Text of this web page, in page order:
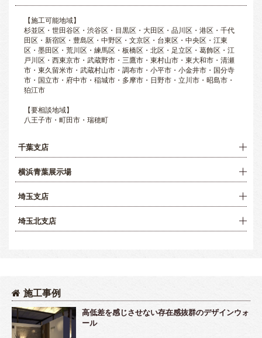
【施工可能地域】
杉並区・世田谷区・渋谷区・目黒区・大田区・品川区・港区・千代
田区・新宿区・豊島区・中野区・文京区・台東区・中央区・江東
区・墨田区・荒川区・練馬区・板橋区・北区・足立区・葛飾区・江
戸川区・西東京市・武蔵野市・三鷹市・東村山市・東大和市・清瀬
市・東久留米市・武蔵村山市・調布市・小平市・小金井市・国分寺
市・国立市・府中市・稲城市・多摩市・日野市・立川市・昭島市・
狛江市
【要相談地域】
八王子市・町田市・瑞穂町
千葉支店
横浜青葉展示場
埼玉支店
埼玉北支店
施工事例
高低差を感じさせない存在感抜群のデザインウォ
ール